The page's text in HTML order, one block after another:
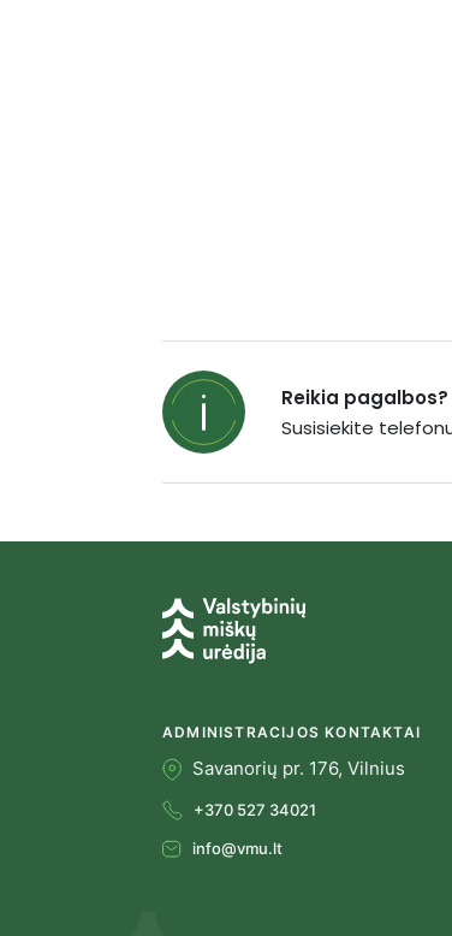
Reikia pagalbos?
Susisiekite
ADMINISTRACIJOS KONTAKTAI
Savanorių pr. 176, Vilnius
+370 527 34021
info@vmu.lt